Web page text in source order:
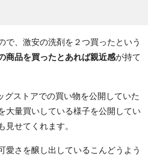
で、激安の洗剤を２つ買ったという
商品を買ったとあれば親近感が持て
ストアでの買い物を公開していた
大量買いしている様子を公開してい
せてくれます。
愛さを醸し出しているこんどうよう